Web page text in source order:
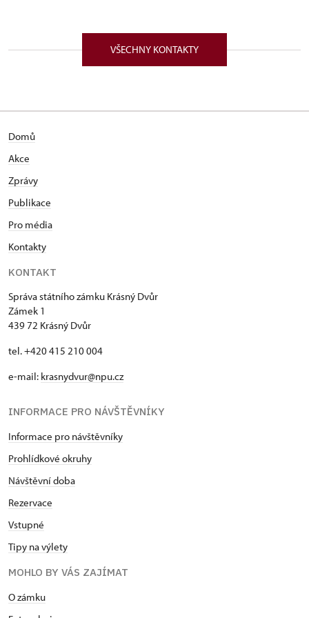
VŠECHNY KONTAKTY
Domů
Akce
Zprávy
Publikace
Pro média
Kontakty
KONTAKT
Správa státního zámku Krásný Dvůr
Zámek 1
439 72 Krásný Dvůr
tel. +420 415 210 004
e-mail: krasnydvur@npu.cz
INFORMACE PRO NÁVŠTĚVNÍKY
Informace pro návštěvníky
Prohlídkové okruhy
Návštěvní doba
Rezervace
Vstupné
Tipy na výlety
MOHLO BY VÁS ZAJÍMAT
O zámku